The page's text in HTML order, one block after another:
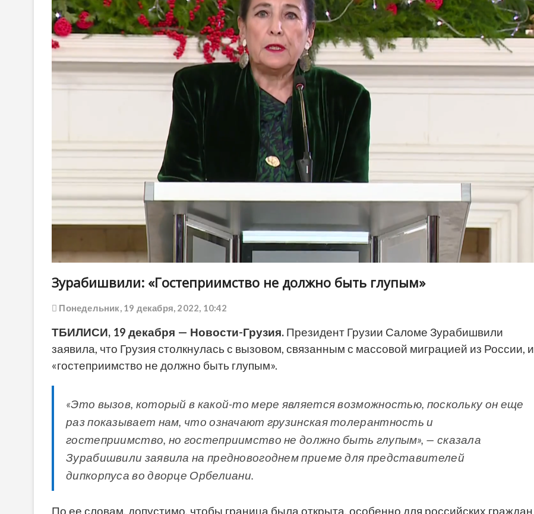
Зурабишвили: «Гостеприимство не должно быть глупым»
Понедельник, 19 декабря, 2022, 10:42
ТБИЛИСИ, 19 декабря — Новости-Грузия. Президент Грузии Саломе Зурабишвили
заявила, что Грузия столкнулась с вызовом, связанным с массовой миграцией из России, и
«гостеприимство не должно быть глупым».
«Это вызов, который в какой-то мере является возможностью, поскольку он еще
раз показывает нам, что означают грузинская толерантность и
гостеприимство, но гостеприимство не должно быть глупым», — сказала
Зурабишвили заявила на предновогоднем приеме для представителей
дипкорпуса во дворце Орбелиани.
По ее словам, допустимо, чтобы граница была открыта, особенно для российских граждан